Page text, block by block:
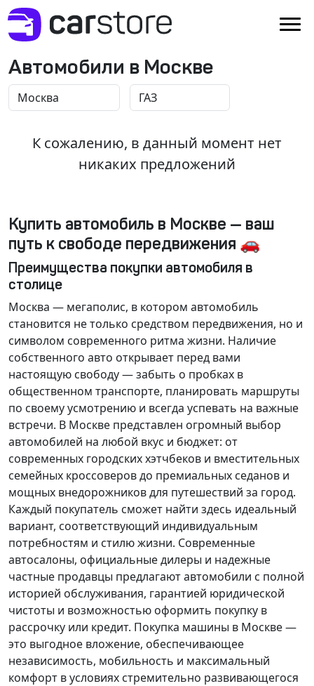
Автомобили в Москве
К сожалению, в данный момент нет
никаких предложений
Купить автомобиль в Москве — ваш
путь к свободе передвижения 🚗
Преимущества покупки автомобиля в
столице
Москва — мегаполис, в котором автомобиль
становится не только средством передвижения, но и
символом современного ритма жизни. Наличие
собственного авто открывает перед вами
настоящую свободу — забыть о пробках в
общественном транспорте, планировать маршруты
по своему усмотрению и всегда успевать на важные
встречи. В Москве представлен огромный выбор
автомобилей на любой вкус и бюджет: от
современных городских хэтчбеков и вместительных
семейных кроссоверов до премиальных седанов и
мощных внедорожников для путешествий за город.
Каждый покупатель сможет найти здесь идеальный
вариант, соответствующий индивидуальным
потребностям и стилю жизни. Современные
автосалоны, официальные дилеры и надежные
частные продавцы предлагают автомобили с полной
историей обслуживания, гарантией юридической
чистоты и возможностью оформить покупку в
рассрочку или кредит. Покупка машины в Москве —
это выгодное вложение, обеспечивающее
независимость, мобильность и максимальный
комфорт в условиях стремительно развивающегося